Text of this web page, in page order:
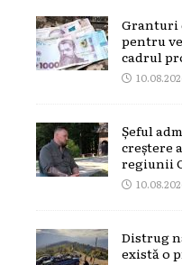
Granturi
pentru
cadrul
Șeful
creștere
regiunii
Distrug
există o